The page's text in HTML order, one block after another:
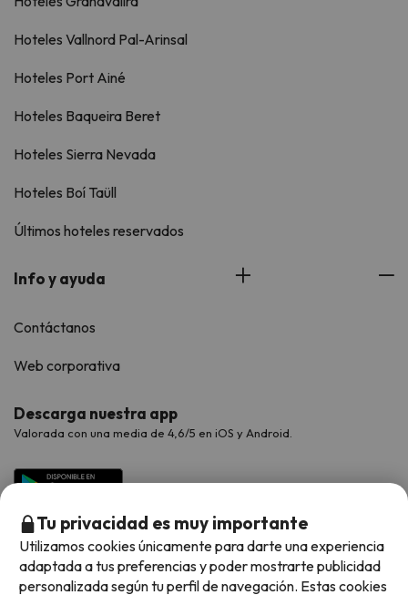
Hoteles Vallnord Pal-Arinsal
Hoteles Port Ainé
Hoteles Baqueira Beret
Hoteles Sierra Nevada
Hoteles Boí Taüll
Últimos hoteles reservados
Info y ayuda
Contáctanos
Web corporativa
Descarga nuestra app
Valorada con una media de 4,6/5 en iOS y Android.
Tu privacidad es muy importante
Utilizamos cookies únicamente para darte una experiencia
adaptada a tus preferencias y poder mostrarte publicidad
personalizada según tu perfil de navegación. Estas cookies